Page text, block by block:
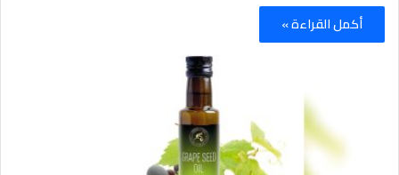
أكمل القراءة »